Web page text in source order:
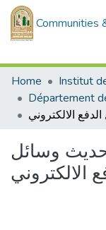
Communities
Home
وسائل
الالكتروني